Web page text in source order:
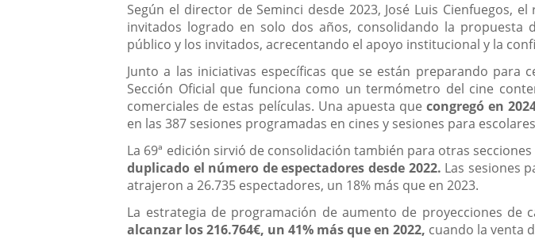
Según el director de Seminci desde 2023, José Luis
invitados logrado en solo dos años, consolidando la propuesta
público y los invitados, acrecentando el apoyo institucional y la
Junto a las iniciativas específicas que se están preparando
Sección Oficial que funciona como un termómetro del cine
comerciales de estas películas. Una apuesta que congregó en
en las 387 sesiones programadas en cines y sesiones para
La 69ª edición sirvió de consolidación también para otras
duplicado el número de espectadores desde 2022. Las sesiones
atrajeron a 26.735 espectadores, un 18% más que en 2023.
La estrategia de programación de aumento de proyecciones de
alcanzar los 216.764€, un 41% más que en 2022, cuando la venta